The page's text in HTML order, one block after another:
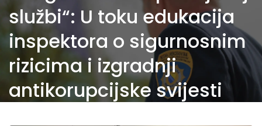
službi“: U toku edukacija
inspektora o sigurnosnim
rizicima i izgradnji
antikorupcijske svijesti